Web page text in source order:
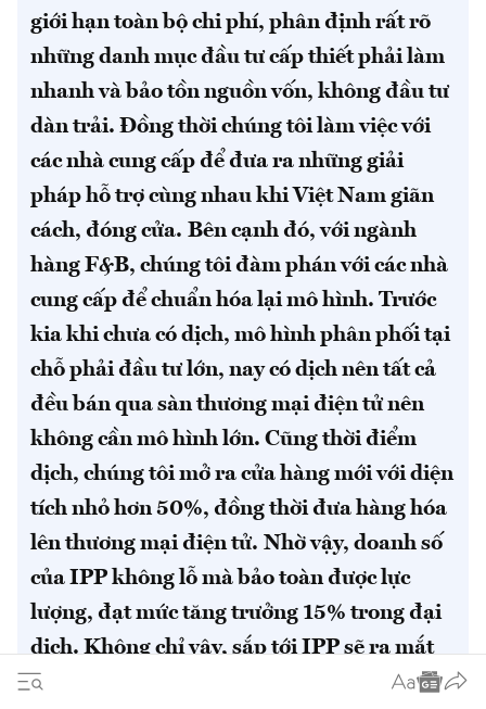
giới hạn toàn bộ chi phí, phân định rất rõ
những danh mục đầu tư cấp thiết phải làm
nhanh và bảo tồn nguồn vốn, không đầu tư
dàn trải. Đồng thời chúng tôi làm việc với
các nhà cung cấp để đưa ra những giải
pháp hỗ trợ cùng nhau khi Việt Nam giãn
cách, đóng cửa. Bên cạnh đó, với ngành
hàng F&B, chúng tôi đàm phán với các nhà
cung cấp để chuẩn hóa lại mô hình. Trước
kia khi chưa có dịch, mô hình phân phối tại
chỗ phải đầu tư lớn, nay có dịch nên tất cả
đều bán qua sàn thương mại điện tử nên
không cần mô hình lớn. Cũng thời điểm
dịch, chúng tôi mở ra cửa hàng mới với diện
tích nhỏ hơn 50%, đồng thời đưa hàng hóa
lên thương mại điện tử. Nhờ vậy, doanh số
của IPP không lỗ mà bảo toàn được lực
lượng, đạt mức tăng trưởng 15% trong đại
dịch. Không chỉ vậy, sắp tới IPP sẽ ra mắt
website outlet bán hàng giảm giá quanh